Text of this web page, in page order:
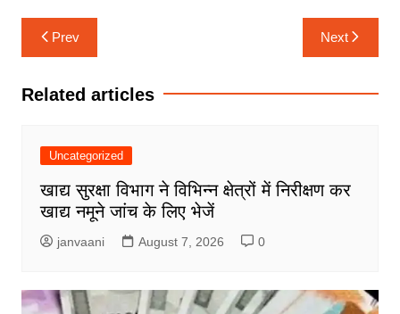
Post
navigation
Prev Next
Related articles
Uncategorized
खाद्य सुरक्षा विभाग ने विभिन्न क्षेत्रों में निरीक्षण कर
खाद्य नमूने जांच के लिए भेजें
janvaani August 7, 2026 0